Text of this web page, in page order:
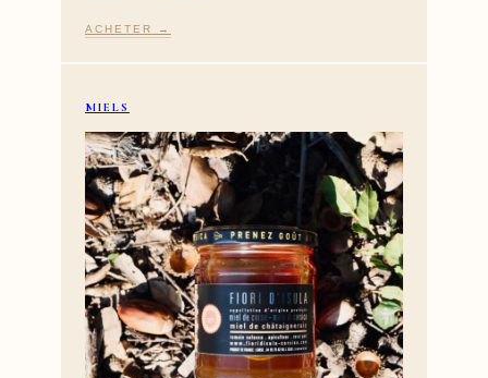
ACHETER →
MIELS